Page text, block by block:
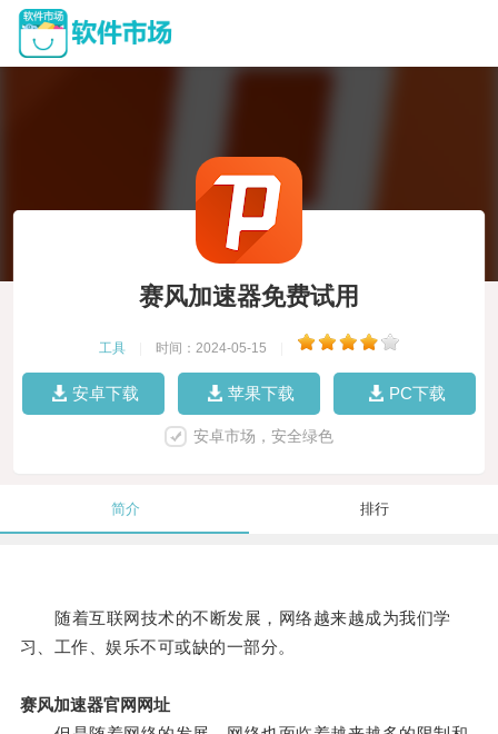
赛风加速器免费试用
工具 时间：2024-05-15
安卓下载 苹果下载 PC下载
安卓市场，安全绿色
简介 排行
随着互联网技术的不断发展，网络越来越成为我们学
习、工作、娱乐不可或缺的一部分。
赛风加速器官网网址